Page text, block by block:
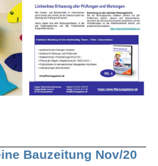
Bauzeitung Nov/20